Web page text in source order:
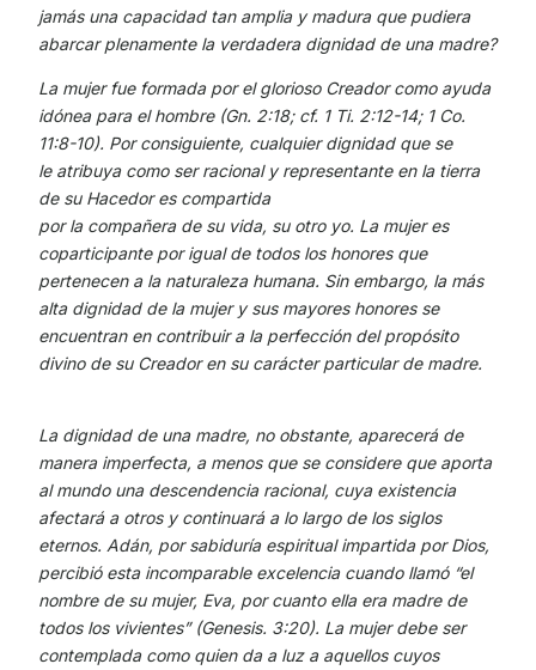
jamás una capacidad tan amplia y madura que pudiera
abarcar plenamente la verdadera dignidad de una madre?
La mujer fue formada por el glorioso Creador como ayuda
idónea para el hombre (Gn. 2:18; cf. 1 Ti. 2:12-14; 1 Co.
11:8-10). Por consiguiente, cualquier dignidad que se
le atribuya como ser racional y representante en la tierra
de su Hacedor es compartida
por la compañera de su vida, su otro yo. La mujer es
coparticipante por igual de todos los honores que
pertenecen a la naturaleza humana. Sin embargo, la más
alta dignidad de la mujer y sus mayores honores se
encuentran en contribuir a la perfección del propósito
divino de su Creador en su carácter particular de madre.
La dignidad de una madre, no obstante, aparecerá de
manera imperfecta, a menos que se considere que aporta
al mundo una descendencia racional, cuya existencia
afectará a otros y continuará a lo largo de los siglos
eternos. Adán, por sabiduría espiritual impartida por Dios,
percibió esta incomparable excelencia cuando llamó “el
nombre de su mujer, Eva, por cuanto ella era madre de
todos los vivientes” (Genesis. 3:20). La mujer debe ser
contemplada como quien da a luz a aquellos cuyos